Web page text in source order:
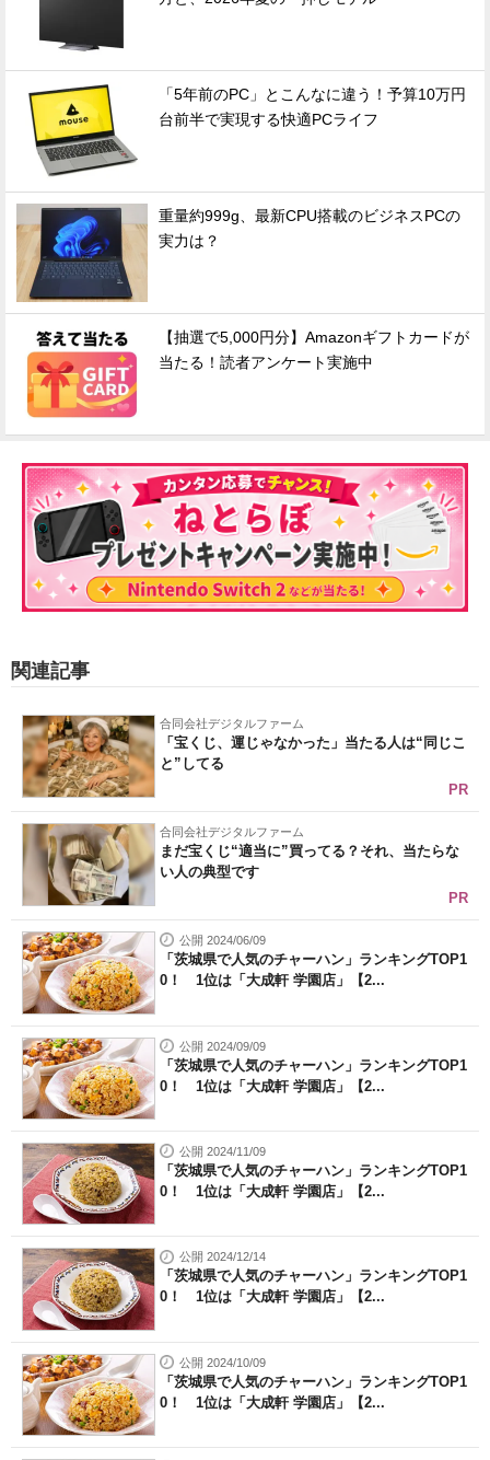
「5年前のPC」とこんなに違う！予算10万円
台前半で実現する快適PCライフ
重量約999g、最新CPU搭載のビジネスPCの
実力は？
【抽選で5,000円分】Amazonギフトカードが
当たる！読者アンケート実施中
関連記事
合同会社デジタルファーム
「宝くじ、運じゃなかった」当たる人は“同じこ
と”してる
PR
合同会社デジタルファーム
まだ宝くじ“適当に”買ってる？それ、当たらな
い人の典型です
PR
公開 2024/06/09
「茨城県で人気のチャーハン」ランキングTOP1
0！ 1位は「大成軒 学園店」【2...
公開 2024/09/09
「茨城県で人気のチャーハン」ランキングTOP1
0！ 1位は「大成軒 学園店」【2...
公開 2024/11/09
「茨城県で人気のチャーハン」ランキングTOP1
0！ 1位は「大成軒 学園店」【2...
公開 2024/12/14
「茨城県で人気のチャーハン」ランキングTOP1
0！ 1位は「大成軒 学園店」【2...
公開 2024/10/09
「茨城県で人気のチャーハン」ランキングTOP1
0！ 1位は「大成軒 学園店」【2...